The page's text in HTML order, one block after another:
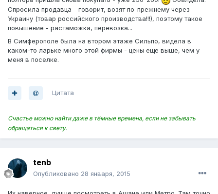
Спросила продавца - говорит, возят по-прежнему через
Украину (товар российского производства!!!), поэтому такое
повышение - растаможка, перевозка...
В Симферополе была на втором этаже Сильпо, видела в
каком-то ларьке много этой фирмы - цены еще выше, чем у
меня в поселке.
Цитата
Счастье можно найти даже в тёмные времена, если не забывать
обращаться к свету.
tenb
Опубликовано 28 января, 2015